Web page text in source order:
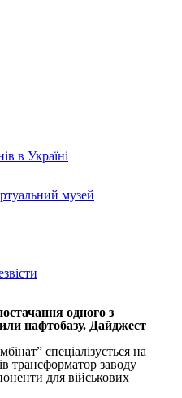
в Україні
музей
одного з
нафтобазу. Дайджест
спеціалізується на
трансформатор заводу
для військових